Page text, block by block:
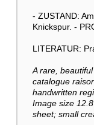
- ZUSTAND:
Knickspur. -
LITERATUR:
A rare,
catalogue
handwritten
Image size
sheet; small